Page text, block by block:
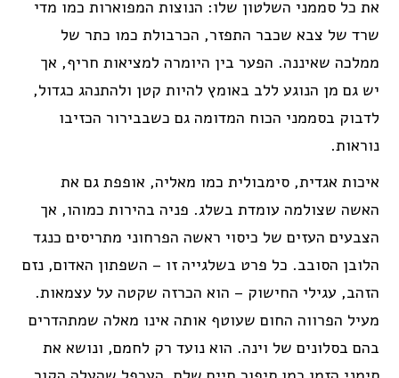
את כל סממני השלטון שלו: הנוצות המפוארות כמו מדי
שרד של צבא שכבר התפזר, הכרבולת כמו כתר של
ממלכה שאיננה. הפער בין היומרה למציאות חריף, אך
יש גם מן הנוגע ללב באומץ להיות קטן ולהתנהג כגדול,
לדבוק בסממני הכוח המדומה גם כשבבירור הכזיבו
נוראות.
איכות אגדית, סימבולית כמו מאליה, אופפת גם את
האשה שצולמה עומדת בשלג. פניה בהירות כמוהו, אך
הצבעים העזים של כיסוי ראשה הפרחוני מתריסים כנגד
הלובן הסובב. כל פרט בשלגייה זו – השפתון האדום, נזם
הזהב, עגילי החישוק – הוא הכרזה שקטה על עצמאות.
מעיל הפרווה החום שעוטף אותה אינו מאלה שמתהדרים
בהם בסלונים של וינה. הוא נועד רק לחמם, ונושא את